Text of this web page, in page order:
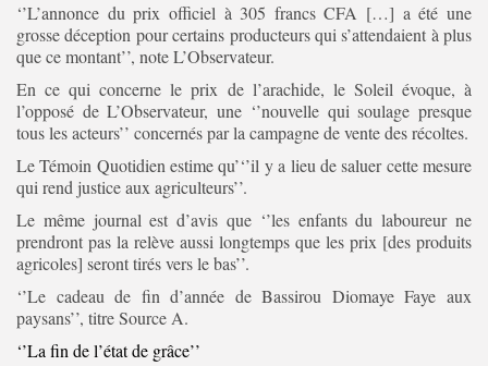
‘’L’annonce du prix officiel à 305 francs CFA […] a été une
grosse déception pour certains producteurs qui s’attendaient à plus
que ce montant’’, note L’Observateur.
En ce qui concerne le prix de l’arachide, le Soleil évoque, à
l’opposé de L’Observateur, une ‘’nouvelle qui soulage presque
tous les acteurs’’ concernés par la campagne de vente des récoltes.
Le Témoin Quotidien estime qu’‘’il y a lieu de saluer cette mesure
qui rend justice aux agriculteurs’’.
Le même journal est d’avis que ‘’les enfants du laboureur ne
prendront pas la relève aussi longtemps que les prix [des produits
agricoles] seront tirés vers le bas’’.
‘’Le cadeau de fin d’année de Bassirou Diomaye Faye aux
paysans’’, titre Source A.
‘’La fin de l’état de grâce’’